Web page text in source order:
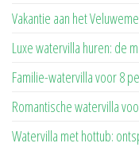
Vakantie aan het
Luxe watervilla huren: de
Familie-watervilla voor 8
Romantische watervilla
Watervilla met hottub: